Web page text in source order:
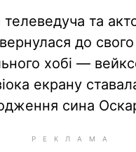
телеведуча та
до свого
хобі —
екрану
сина